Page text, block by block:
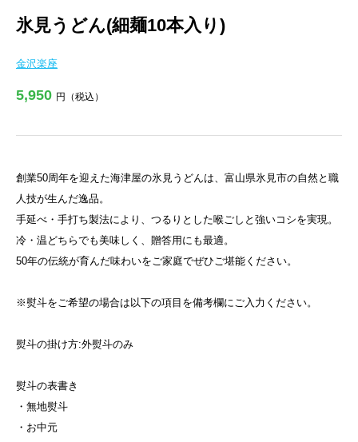
氷見うどん(細麺10本入り)
金沢楽座
5,950 円（税込）
創業50周年を迎えた海津屋の氷見うどんは、富山県氷見市の自然と職
人技が生んだ逸品。
手延べ・手打ち製法により、つるりとした喉ごしと強いコシを実現。
冷・温どちらでも美味しく、贈答用にも最適。
50年の伝統が育んだ味わいをご家庭でぜひご堪能ください。
※熨斗をご希望の場合は以下の項目を備考欄にご入力ください。
熨斗の掛け方:外熨斗のみ
熨斗の表書き
・無地熨斗
・お中元